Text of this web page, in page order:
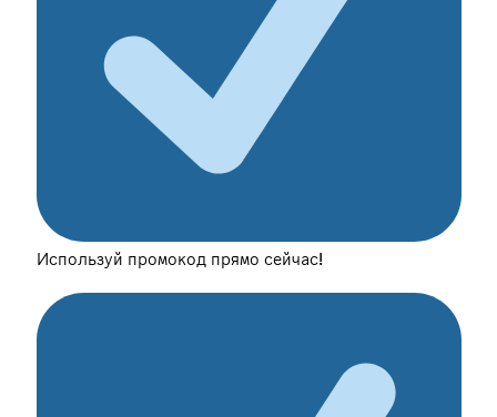
Используй промокод прямо сейчас!